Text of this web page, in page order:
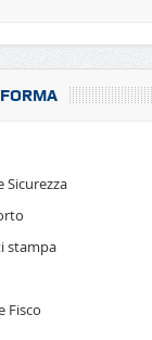
Sicurezza
stampa
Fisco